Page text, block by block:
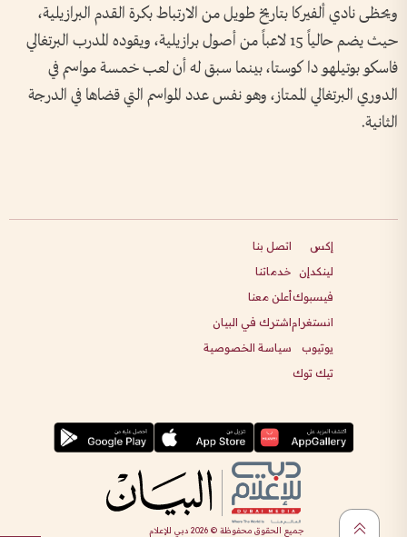
ويحظى نادي ألفيركا بتاريخ طويل من الارتباط بكرة القدم البرازيلية،
حيث يضم حالياً 15 لاعباً من أصول برازيلية، ويقوده المدرب البرتغالي
فاسكو بوتيلهو دا كوستا، بينما سبق له أن لعب خمسة مواسم في
الدوري البرتغالي الممتاز، وهو نفس عدد المواسم التي قضاها في الدرجة
الثانية.
إكس
لينكدإن
فيسبوك
انستغرام
يوتيوب
تيك توك
اتصل بنا
خدماتنا
أعلن معنا
اشترك في البيان
سياسة الخصوصية
جميع الحقوق محفوظة ©2026 دبي للإعلام